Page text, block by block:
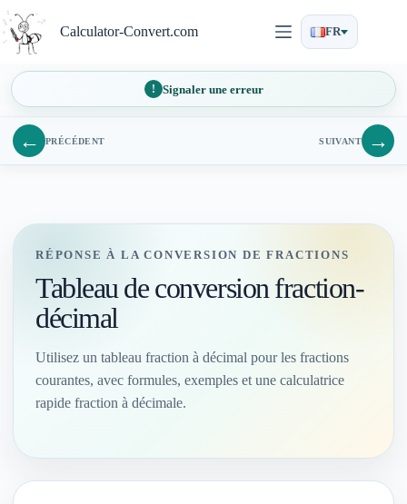
au
contenu
Calculator-Convert.com FR
Signaler une erreur
← PRÉCÉDENT SUIVANT →
RÉPONSE À LA CONVERSION DE FRACTIONS
Tableau de conversion fraction-
décimal
Utilisez un tableau fraction à décimal pour les fractions
courantes, avec formules, exemples et une calculatrice
rapide fraction à décimale.